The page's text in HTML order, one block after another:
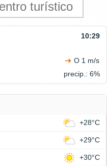
10:29
O 1 m/s
precip.: 6%
+28°C
+29°C
+30°C